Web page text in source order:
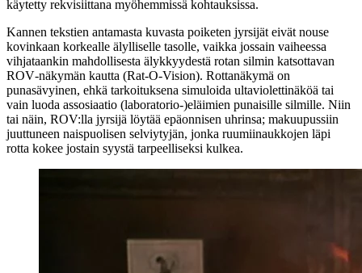
käytetty rekvisiittana myöhemmissä kohtauksissa.
Kannen tekstien antamasta kuvasta poiketen jyrsijät eivät nouse
kovinkaan korkealle älylliselle tasolle, vaikka jossain vaiheessa
vihjataankin mahdollisesta älykkyydestä rotan silmin katsottavan
ROV‑näkymän kautta (Rat‑O‑Vision). Rottanäkymä on
punasävyinen, ehkä tarkoituksena simuloida ultaviolettinäköä tai
vain luoda assosiaatio (laboratorio-)eläimien punaisille silmille. Niin
tai näin, ROV:lla jyrsijä löytää epäonnisen uhrinsa; makuupussiin
juuttuneen naispuolisen selviytyjän, jonka ruumiinaukkojen läpi
rotta kokee jostain syystä tarpeelliseksi kulkea.